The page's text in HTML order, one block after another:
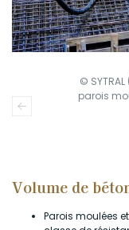
©
parois
Volume de
Parois moulées